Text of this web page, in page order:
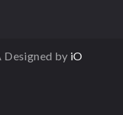
Designed by iO